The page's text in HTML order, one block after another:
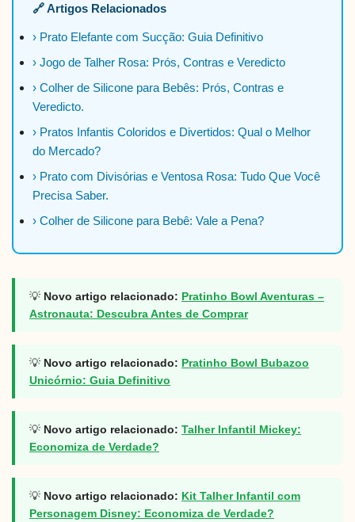
🔗 Artigos Relacionados
› Prato Elefante com Sucção: Guia Definitivo
› Jogo de Talher Rosa: Prós, Contras e Veredicto
› Colher de Silicone para Bebês: Prós, Contras e
Veredicto.
› Pratos Infantis Coloridos e Divertidos: Qual o Melhor
do Mercado?
› Prato com Divisórias e Ventosa Rosa: Tudo Que Você
Precisa Saber.
› Colher de Silicone para Bebê: Vale a Pena?
💡 Novo artigo relacionado: Pratinho Bowl Aventuras –
Astronauta: Descubra Antes de Comprar
💡 Novo artigo relacionado: Pratinho Bowl Bubazoo
Unicórnio: Guia Definitivo
💡 Novo artigo relacionado: Talher Infantil Mickey:
Economiza de Verdade?
💡 Novo artigo relacionado: Kit Talher Infantil com
Personagem Disney: Economiza de Verdade?